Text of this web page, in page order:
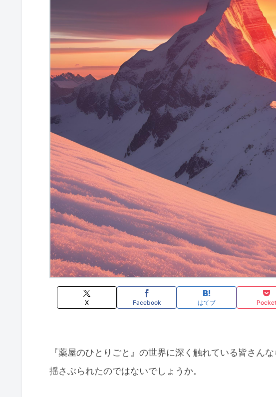
X Facebook はてブ Pocket
『薬屋のひとりごと』の世界に深く触れている皆さん
揺さぶられたのではないでしょうか。